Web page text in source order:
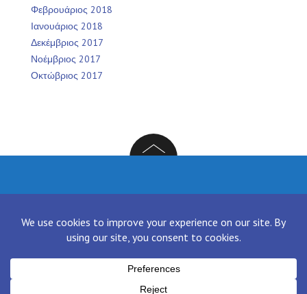
Φεβρουάριος 2018
Ιανουάριος 2018
Δεκέμβριος 2017
Νοέμβριος 2017
Οκτώβριος 2017